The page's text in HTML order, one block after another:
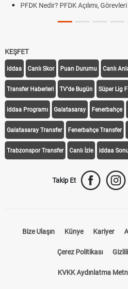
PFDK Nedir? PFDK Açılımı,
KEŞFET
iddaa Canlı Skor Puan Durumu Canlı
Transfer Haberleri TV'de Bugün Süper Lig
iddaa Programı Galatasaray Fenerbahçe
Galatasaray Transfer Fenerbahçe Transfer
Trabzonspor Transfer Canlı İzle iddaa
Takip Et
Bize Ulaşın Künye Kariyer
Çerez Politikası
KVKK Aydınlatma